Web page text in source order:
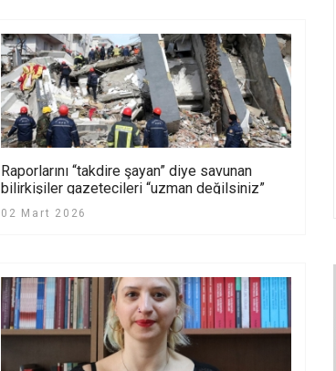
Raporlarını “takdire şayan” diye savunan
bilirkişiler gazetecileri “uzman değilsiniz”
diyerek şikâyet etti
02 Mart 2026